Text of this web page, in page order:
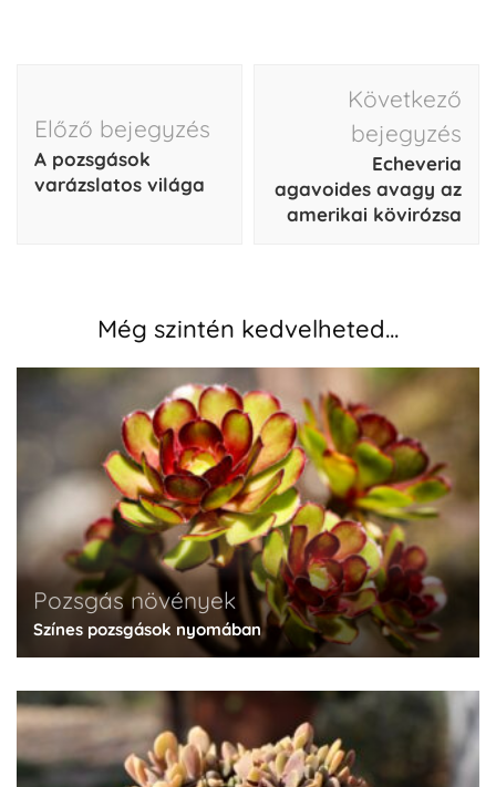
Előző bejegyzés
A pozsgások
varázslatos világa
Következő
bejegyzés
Echeveria
agavoides avagy az
amerikai kövirózsa
Még szintén kedvelheted...
Pozsgás növények
Színes pozsgások nyomában